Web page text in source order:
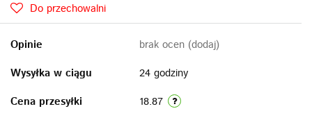
Do przechowalni
Opinie brak ocen (dodaj)
Wysyłka w ciągu
24 godziny
Cena przesyłki
18.87